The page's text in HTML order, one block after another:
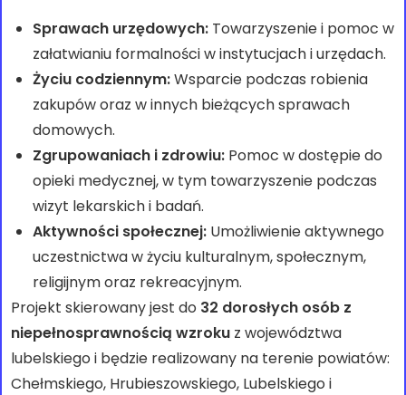
Sprawach urzędowych: Towarzyszenie i pomoc w
załatwianiu formalności w instytucjach i urzędach.
Życiu codziennym:Wsparcie podczas robienia
zakupów oraz w innych bieżących sprawach
domowych.
Zgrupowaniach i zdrowiu: Pomoc w dostępie do
opieki medycznej, w tym towarzyszenie podczas
wizyt lekarskich i badań.
Aktywności społecznej: Umożliwienie aktywnego
uczestnictwa w życiu kulturalnym, społecznym,
religijnym oraz rekreacyjnym.
Projekt skierowany jest do 32 dorosłych osób z
niepełnosprawnością wzroku z województwa
lubelskiego i będzie realizowany na terenie powiatów:
Chełmskiego, Hrubieszowskiego, Lubelskiego i